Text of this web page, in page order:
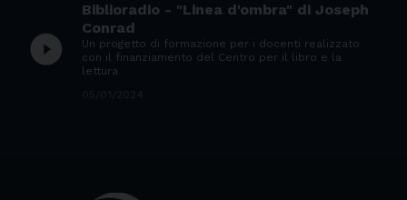
play_circle_filled
Biblioradio - "Linea d'ombra" di Joseph
Conrad
Un progetto di formazione per i docenti realizzato
con il finanziamento del Centro per il libro e la
lettura